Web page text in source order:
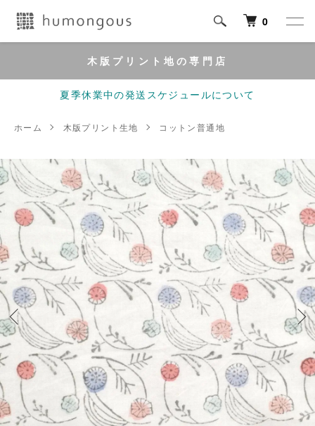
0
木版プリント地の専門店
夏季休業中の発送スケジュールについて
ホーム 木版プリント生地 コットン普通地